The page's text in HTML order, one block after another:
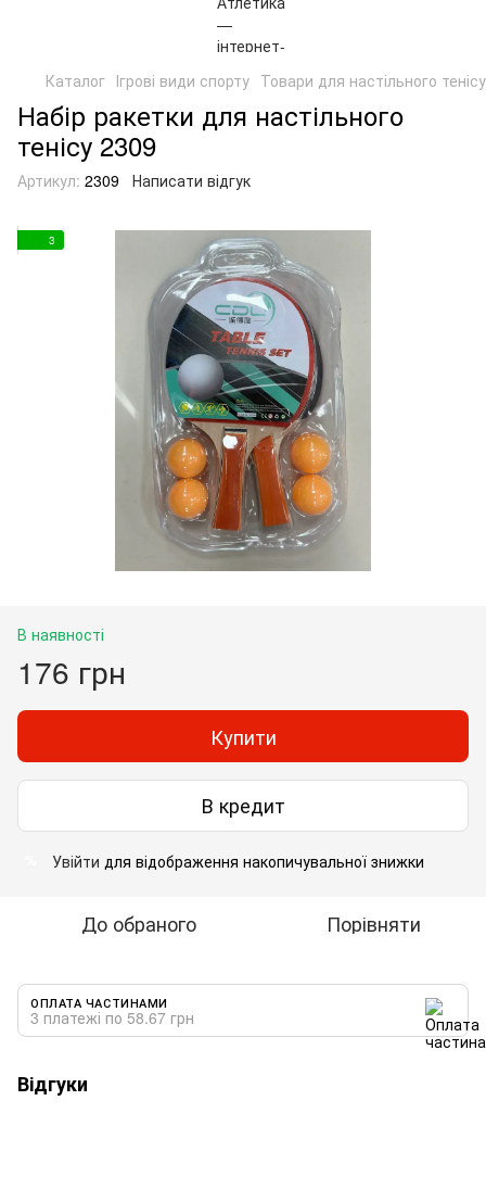
Каталог Ігрові види спорту Товари для настільного тенісу
Набір ракетки для настільного
тенісу 2309
Артикул: 2309 Написати відгук
3
В наявності
176 грн
Купити
В кредит
Увійти для відображення накопичувальної знижки
До обраного Порівняти
ОПЛАТА ЧАСТИНАМИ
3 платежі по 58.67 грн
Відгуки